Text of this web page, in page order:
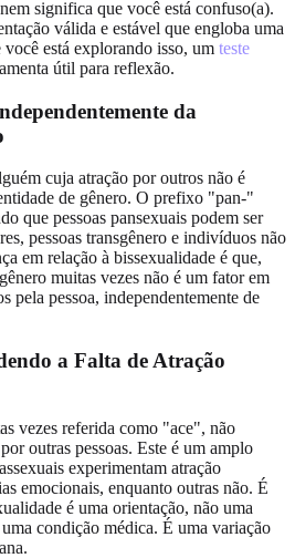
significa que você está confuso(a).
válida e estável que engloba uma
você está explorando isso, um teste
útil para reflexão.
da
cuja atração por outros não é
de gênero. O prefixo "pan-"
que pessoas pansexuais podem ser
pessoas transgênero e indivíduos não
em relação à bissexualidade é que,
muitas vezes não é um fator em
pela pessoa, independentemente de
a Falta de Atração
vezes referida como "ace", não
outras pessoas. Este é um amplo
experimentam atração
emocionais, enquanto outras não. É
é uma orientação, não uma
condição médica. É uma variação